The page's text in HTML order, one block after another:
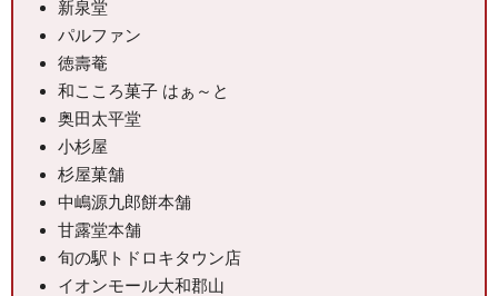
新泉堂
パルファン
徳壽菴
和こころ菓子 はぁ～と
奥田太平堂
小杉屋
杉屋菓舗
中嶋源九郎餅本舗
甘露堂本舗
旬の駅トドロキタウン店
イオンモール大和郡山